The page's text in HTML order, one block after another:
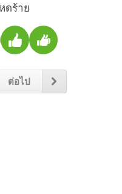
ดร้าย
ต่อไป